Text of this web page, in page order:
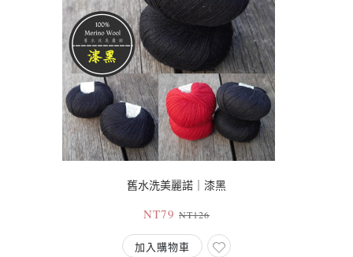
舊水洗美麗諾｜漆黑
NT79 NT126
加入購物車